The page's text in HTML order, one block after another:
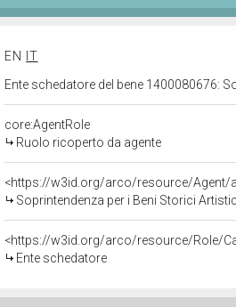
EN
IT
Ente schedatore del bene 1400080676:
core:AgentRole
Ruolo ricoperto da agente
<https://w3id.org/arco/resource/Agent/
Soprintendenza per i Beni Storici
<https://w3id.org/arco/resource/Role/
Ente schedatore